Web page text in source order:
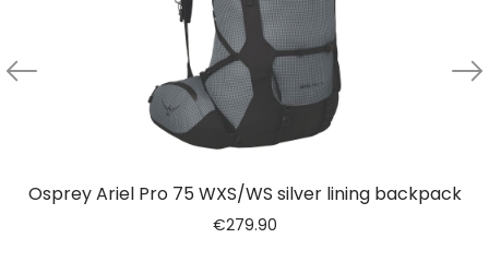
Osprey Ariel Pro 75 WXS/WS silver lining backpack
€279.90